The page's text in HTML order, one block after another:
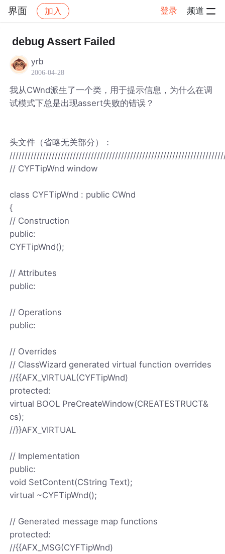
界面 加入 登录 频道
社区 界面 帖子详情
debug Assert Failed
yrb
2006-04-28
我从CWnd派生了一个类，用于提示信息，为什么在调
试模式下总是出现assert失败的错误？
头文件（省略无关部分）：
// CYFTipWnd window
class CYFTipWnd : public CWnd
{
// Construction
public:
CYFTipWnd();
// Attributes
public:
// Operations
public:
// Overrides
// ClassWizard generated virtual function overrides
//{{AFX_VIRTUAL(CYFTipWnd)
protected:
virtual BOOL PreCreateWindow(CREATESTRUCT&
cs);
//}}AFX_VIRTUAL
// Implementation
public:
void SetContent(CString Text);
virtual ~CYFTipWnd();
// Generated message map functions
protected:
//{{AFX_MSG(CYFTipWnd)